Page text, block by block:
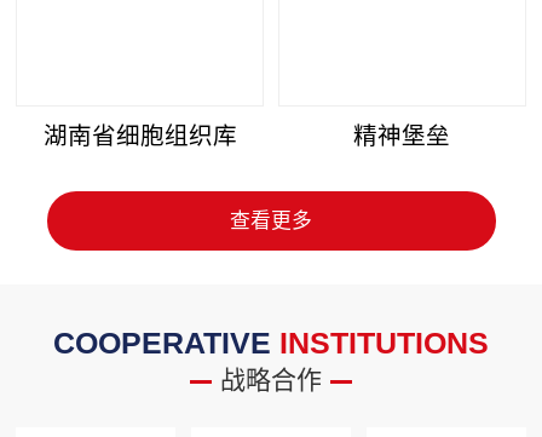
湖南省细胞组织库 精神堡垒
查看更多
COOPERATIVE INSTITUTIONS
战略合作